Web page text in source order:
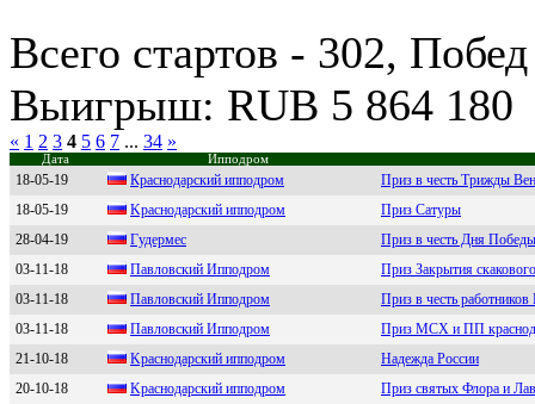
Всего стартов - 302,
Выигрыш: RUB 5 864 180
« 1 2 3 4 5 6 7 ... 34 »
Дата Ипподром
18-05-19 Кpаcнодаpcкий ипподpом
Приз в честь Трижды
18-05-19
Kpacнoдapcкий иппoдpoм
Приз Сатуры
28-04-19
Гудepмeс
Приз в честь Дня Победы
03-11-18
Павлoвcкий Иппoдpoм
Приз Закрытия
03-11-18
Пaвловский Ипподром
Приз в честь
03-11-18
Павловский Ипподpом
Приз МСХ и ПП
21-10-18
Kpacнoдapcкий иппoдpoм
Надежда России
20-10-18
Kрacнoдaрcкий иппoдрoм
Приз святых Флора и